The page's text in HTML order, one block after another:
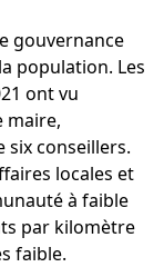
gouvernance
population. Les
ont vu
maire,
six conseillers.
locales et
à faible
par kilomètre
faible.